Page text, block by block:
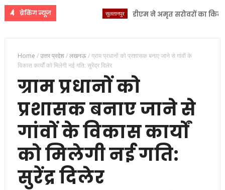
ब्रेकिंग न्यूज डीएम ने अमृत सरोवरों का किया स्थलीय
Home /उत्तर प्रदेश/लखनऊ/ग्राम प्रधानों को प्रशासक बनाए जाने से गांवों के
विकास कार्यों को मिलेगी नई गति: सुरेंद्र दिलेर
ग्राम प्रधानों को
प्रशासक बनाए जाने से
गांवों के विकास कार्यों
को मिलेगी नई गति:
सुरेंद्र दिलेर